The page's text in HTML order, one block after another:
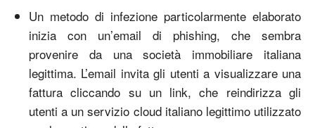
Un metodo di infezione particolarmente elaborato
inizia con un’email di phishing, che sembra
provenire da una società immobiliare italiana
legittima. L’email invita gli utenti a visualizzare una
fattura cliccando su un link, che reindirizza gli
utenti a un servizio cloud italiano legittimo utilizzato